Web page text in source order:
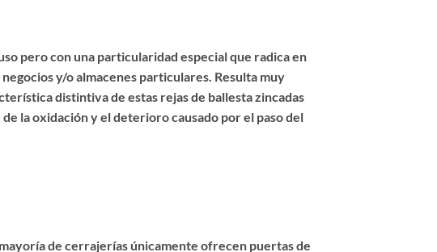
pero con una particularidad especial que radica en
y/o almacenes particulares. Resulta muy
distintiva de estas rejas de ballesta zincadas
la oxidación y el deterioro causado por el paso del
de cerrajerías únicamente ofrecen puertas de